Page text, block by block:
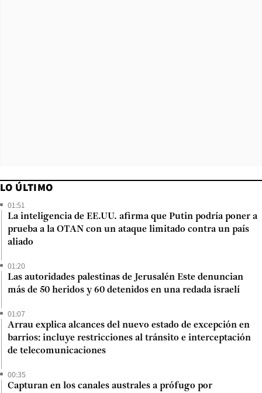
LO ÚLTIMO
01:51
La inteligencia de EE.UU. afirma que Putin podría poner a
prueba a la OTAN con un ataque limitado contra un país
aliado
01:20
Las autoridades palestinas de Jerusalén Este denuncian
más de 50 heridos y 60 detenidos en una redada israelí
01:07
Arrau explica alcances del nuevo estado de excepción en
barrios: incluye restricciones al tránsito e interceptación
de telecomunicaciones
00:35
Capturan en los canales australes a prófugo por